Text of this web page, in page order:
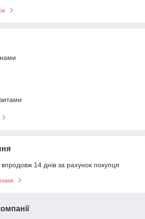
14 днів за рахунок покупця